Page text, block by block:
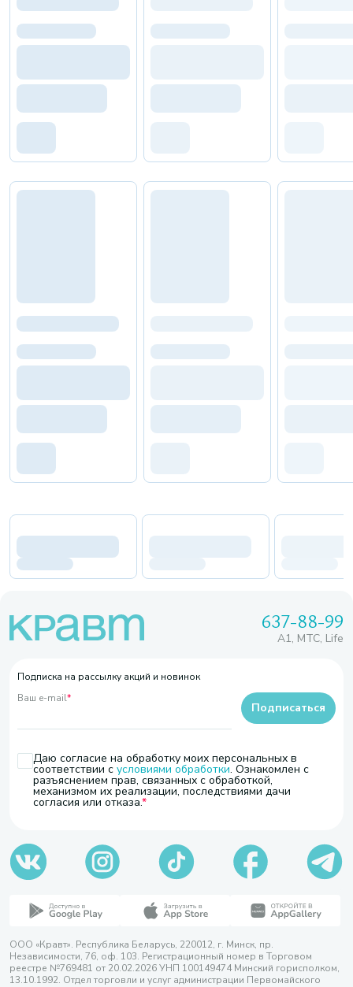
637-88-99
A1, МТС, Life
Подписка на рассылку акций и новинок
Ваш e-mail*
Даю согласие на обработку моих персональных в
соответствии с условиями обработки. Ознакомлен с
разъяснением прав, связанных с обработкой,
механизмом их реализации, последствиями дачи
согласия или отказа.
Подписаться
ООО «Кравт». Республика Беларусь, 220012, г. Минск, пр.
Независимости, 76, оф. 103. Регистрационный номер в Торговом
реестре №769481 от 20.02.2026 УНП 100149474 Минский горисполком,
13.10.1992. Отдел торговли и услуг администрации Первомайского